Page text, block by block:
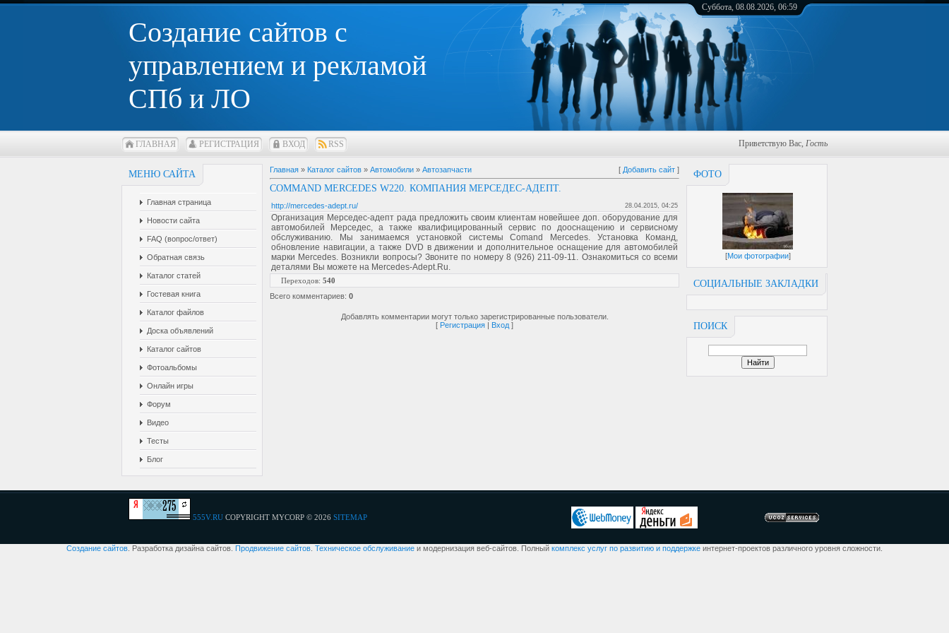
Создание сайтов с
управлением и рекламой
СПб и ЛО
Суббота, 08.08.2026, 06:59
ГЛАВНАЯ РЕГИСТРАЦИЯ ВХОД RSS Приветствую Вас, Гость
МЕНЮ САЙТА
Главная страница
Новости сайта
FAQ (вопрос/ответ)
Обратная связь
Каталог статей
Гостевая книга
Каталог файлов
Доска объявлений
Каталог сайтов
Фотоальбомы
Онлайн игры
Форум
Видео
Тесты
Блог
ФОТО
[Мои фотографии]
СОЦИАЛЬНЫЕ ЗАКЛАДКИ
ПОИСК
Главная » Каталог сайтов » Автомобили » Автозапчасти [ Добавить сайт ]
COMMAND MERCEDES W220. КОМПАНИЯ МЕРСЕДЕС-АДЕПТ.
http://mercedes-adept.ru/ 28.04.2015, 04:25
Организация Мерседес-адепт рада предложить своим клиентам новейшее доп. оборудование для
автомобилей Мерседес, а также квалифицированный сервис по дооснащению и сервисному
обслуживанию. Мы занимаемся установкой системы Comand Mercedes. Установка Команд,
обновление навигации, а также DVD в движении и дополнительное оснащение для автомобилей
марки Mercedes. Возникли вопросы? Звоните по номеру 8 (926) 211-09-11. Ознакомиться со всеми
деталями Вы можете на Mercedes-Adept.Ru.
Переходов: 540
Всего комментариев: 0
Добавлять комментарии могут только зарегистрированные пользователи.
[ Регистрация | Вход ]
555V.RU COPYRIGHT MYCORP © 2026 SITEMAP
Создание сайтов . Разработка дизайна сайтов. Продвижение сайтов Техническое обслуживание и модернизация веб-сайтов. Полный комплекс услуг по развитию и поддержке интернет-проектов различного уровня сложности.